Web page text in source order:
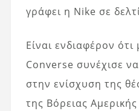
γράφει η Nike σε
Είναι ενδιαφέρον ότι
Converse συνέχισε
στην ενίσχυση της
της Βόρειας